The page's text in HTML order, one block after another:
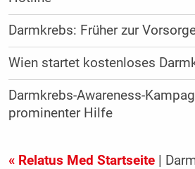
Darmkrebs: Früher zur
Wien startet kostenloses
Darmkrebs-Awareness-
prominenter Hilfe
« Relatus Med Startseite|